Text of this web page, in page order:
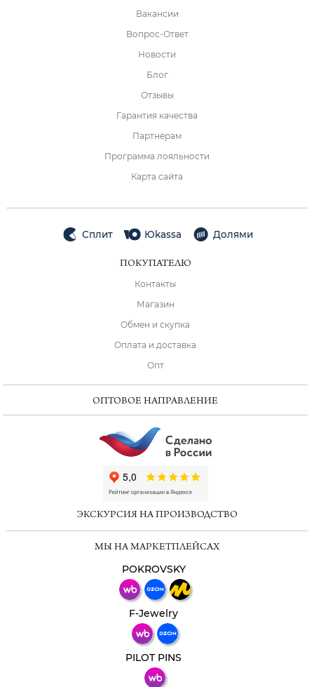
Вакансии
Вопрос-Ответ
Новости
Блог
Отзывы
Гарантия качества
Партнёрам
Программа лояльности
Карта сайта
Сплит Юkassa Долями
ПОКУПАТЕЛЮ
Контакты
Магазин
Обмен и скупка
Оплата и доставка
Опт
ОПТОВОЕ НАПРАВЛЕНИЕ
ЭКСКУРСИЯ НА ПРОИЗВОДСТВО
МЫ НА МАРКЕТПЛЕЙСАХ
POKROVSKY
F-Jewelry
PILOT PINS